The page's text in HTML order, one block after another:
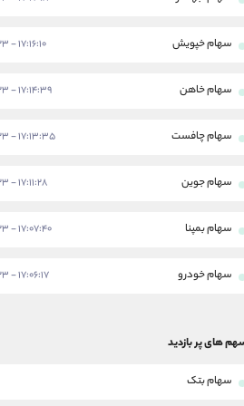
سهام خپویش ۱۷:۱۶:۱۰ - ۲۳ شهریور ۱۴۰۱
سهام خاهن ۱۷:۱۴:۳۹ - ۲۳ شهریور ۱۴۰۱
سهام چافست ۱۷:۱۳:۳۵ - ۲۳ شهریور ۱۴۰۱
سهام جوین ۱۷:۱۱:۲۸ - ۲۳ شهریور ۱۴۰۱
سهام بمپنا ۱۷:۰۷:۴۰ - ۲۳ شهریور ۱۴۰۱
سهام خودرو ۱۷:۰۶:۱۷ - ۲۳ شهریور ۱۴۰۱
های پر بازدید
سهام بتک